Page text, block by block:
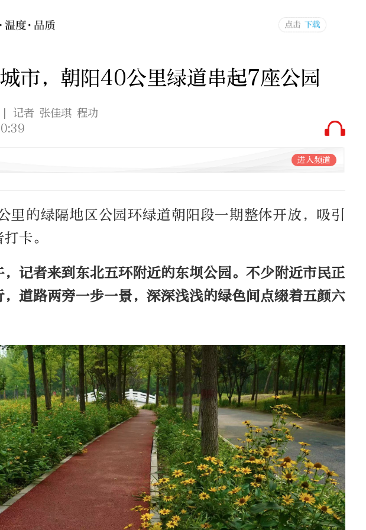
市，朝阳40公里绿道串起7座公园
| 记者 张佳琪 程功
进入频道
里的绿隔地区公园环绿道朝阳段一期整体开放，吸引
卡。
记者来到东北五环附近的东坝公园。不少附近市民正
道路两旁一步一景，深深浅浅的绿色间点缀着五颜六